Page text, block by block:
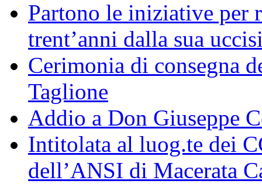
Partono le iniziative per
trent’anni dalla sua
Cerimonia di consegna
Taglione
Addio a Don Giuseppe
Intitolata al luog.te dei
dell’ANSI di Macerata